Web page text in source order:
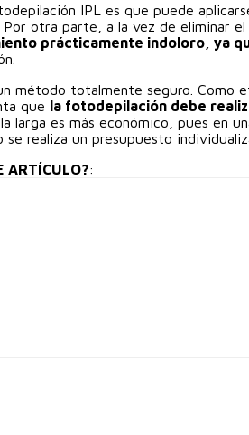
IPL es que puede
otra parte, a la vez de eliminar
prácticamente indoloro, ya
método totalmente seguro. Como
que la fotodepilación debe
larga es más económico, pues en
se realiza un presupuesto
ARTÍCULO?: